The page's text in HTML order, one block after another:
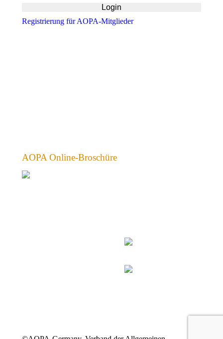
Registrierung für AOPA-Mitglieder
AOPA Online-Broschüre